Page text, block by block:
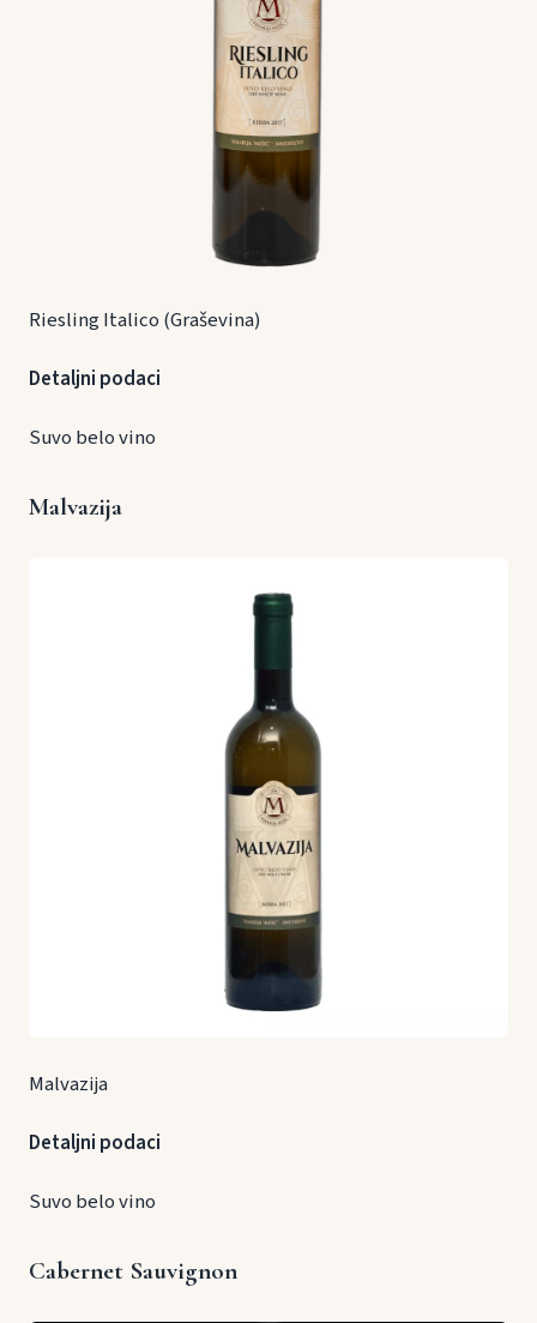
Riesling Italico (Graševina)
Detaljni podaci
Suvo belo vino
Malvazija
Malvazija
Detaljni podaci
Suvo belo vino
Cabernet Sauvignon